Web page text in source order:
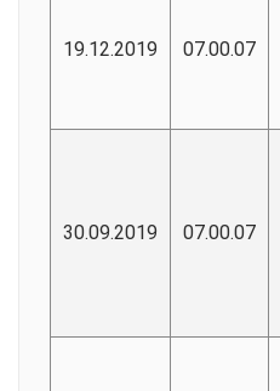
19.12.2019 07.00.07
30.09.2019 07.00.07